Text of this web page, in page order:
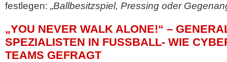
festlegen: „Ballbesitzspiel, Pressing oder
„YOU NEVER WALK ALONE!“ –
SPEZIALISTEN IN FUSSBALL- WIE
EAMS GEFRAGT